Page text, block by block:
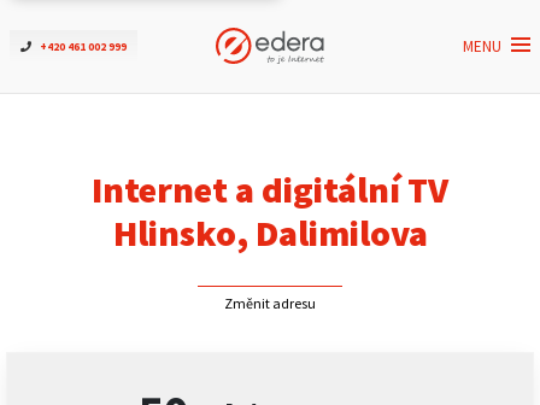
+420 461 002 999 MENU
Ověřit dostupnost
ČEZNET TV
Internet a digitální TV
Hlinsko, Dalimilova
Změnit adresu